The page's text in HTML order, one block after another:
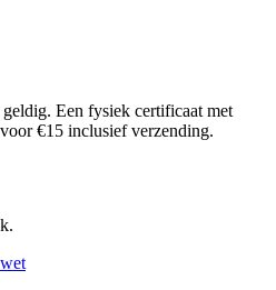
Een fysiek certificaat met
€15 inclusief verzending.